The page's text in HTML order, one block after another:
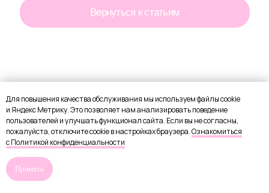
Для повышения качества обслуживания мы используем файлы cookie
и Яндекс Метрику. Это позволяет нам анализировать поведение
пользователей и улучшать функционал сайта. Если вы не согласны,
пожалуйста, отключите cookie в настройках браузера.Ознакомиться
с Политикой конфиденциальности
Принять